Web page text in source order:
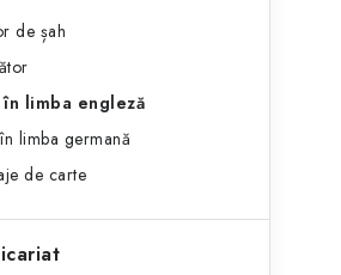
de șah
în limba engleză
limba germană
de carte